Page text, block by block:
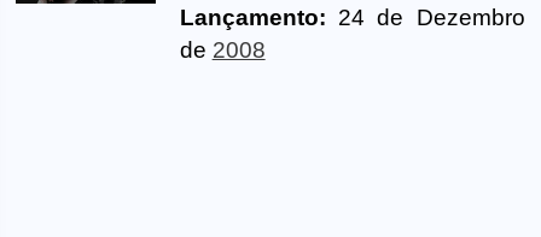
Lançamento: 24 de Dezembro
de 2008